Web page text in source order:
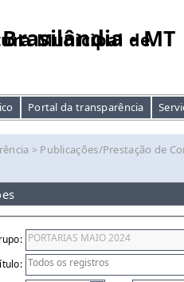
Municipal de- MT
Portal da transparência
> Publicações/Prestação de